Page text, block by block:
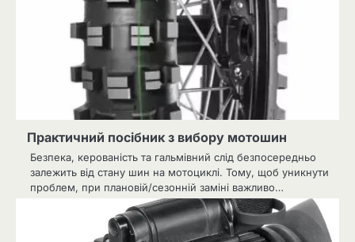
Практичний посібник з вибору мотошин
Безпека, керованість та гальмівний слід безпосередньо
залежить від стану шин на мотоциклі. Тому, щоб уникнути
проблем, при плановій/сезонній заміні важливо…